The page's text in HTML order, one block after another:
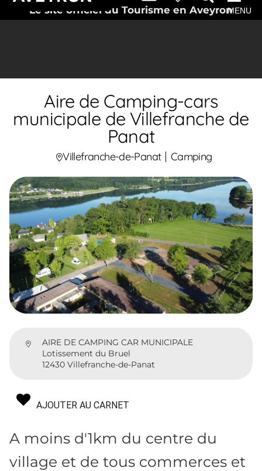
Le site officiel du Tourisme en AveyronMENU
Aire de Camping-cars
municipale de Villefranche de
Panat
Villefranche-de-Panat Camping
AIRE DE CAMPING CAR MUNICIPALE
Lotissement du Bruel
12430 Villefranche-de-Panat
AJOUTER AU CARNET
A moins d'1km du centre du
village et de tous commerces et